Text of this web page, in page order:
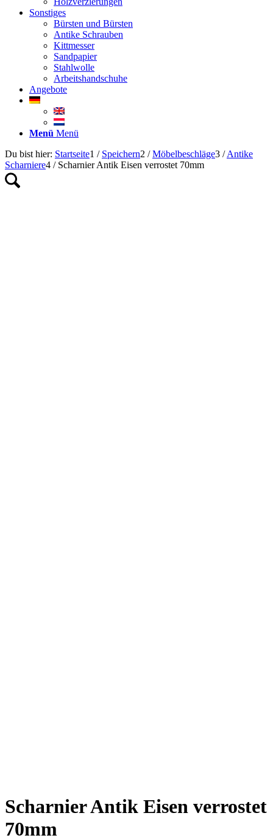
Sonstiges
Bürsten und Bürsten
Antike Schrauben
Kittmesser
Sandpapier
Stahlwolle
Arbeitshandschuhe
Angebote
Menü Menü
Du bist hier: Startseite1 / Speichern2 / Möbelbeschläge3 / Antike
Scharniere4 / Scharnier Antik Eisen verrostet 70mm
Scharnier Antik Eisen verrostet
70mm